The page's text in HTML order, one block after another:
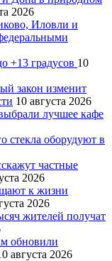
2026
Иловли и
+13 градусов 10
закон изменит
10 августа 2026
лучшее кафе
стекла оборудуют в
частные
2026
к жизни
2026
жителей получат
обновили
августа 2026